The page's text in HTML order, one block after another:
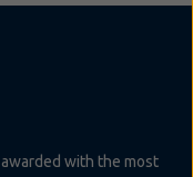
with the most